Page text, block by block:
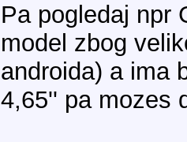
Pa pogledaj npr
model zbog
androida) a ima
4,65'' pa mozes